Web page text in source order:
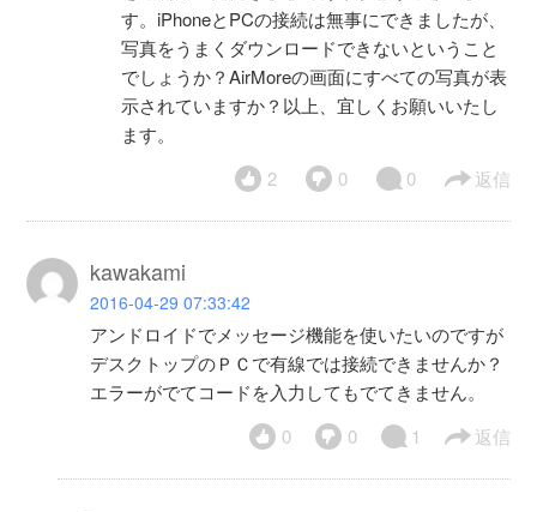
す。iPhoneとPCの接続は無事にできましたが、
写真をうまくダウンロードできないということ
でしょうか？AirMoreの画面にすべての写真が表
示されていますか？以上、宜しくお願いいたし
ます。
2
0 0 返信
kawakami
2016-04-29 07:33:42
アンドロイドでメッセージ機能を使いたいのですが
デスクトップのＰＣで有線では接続できませんか？
エラーがでてコードを入力してもでてきません。
0
0 1 返信